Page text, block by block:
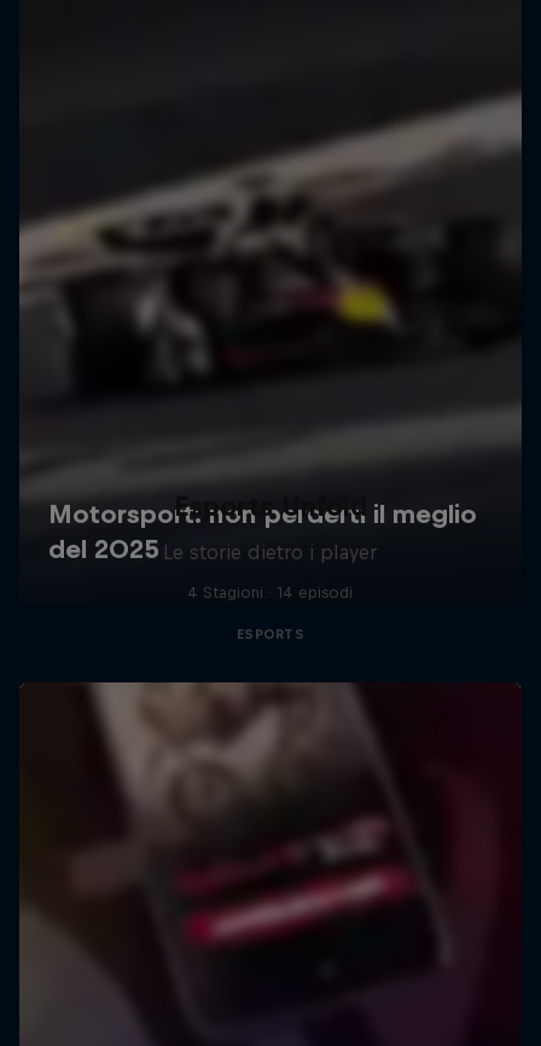
Esports Unfold
Le storie dietro i player
4 Stagioni · 14 episodi
ESPORTS